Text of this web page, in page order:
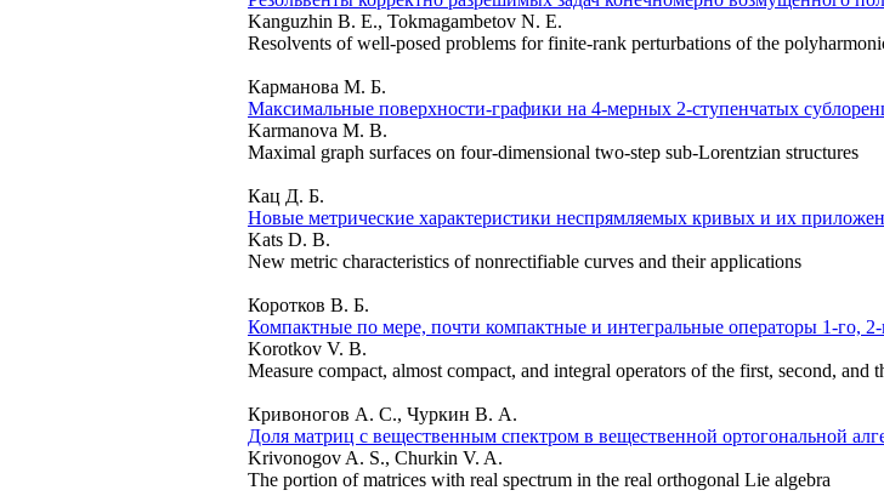
Kanguzhin B. E., Tokmagambetov N. E.
Resolvents of well-posed problems for finite-rank perturbations of the
Карманова М. Б.
Максимальные поверхности-графики на 4-мерных 2-ступенчатых
Karmanova M. B.
Maximal graph surfaces on four-dimensional two-step sub-Lorentzian structures
Кац Д. Б.
Новые метрические характеристики неспрямляемых кривых и их
Kats D. B.
New metric characteristics of nonrectifiable curves and their applications
Коротков В. Б.
Компактные по мере, почти компактные и интегральные операторы 1-го, 2-
Korotkov V. B.
Measure compact, almost compact, and integral operators of the first, second, and
Кривоногов А. С., Чуркин В. А.
Доля матриц с вещественным спектром в вещественной ортогональной
Krivonogov A. S., Churkin V. A.
The portion of matrices with real spectrum in the real orthogonal Lie algebra